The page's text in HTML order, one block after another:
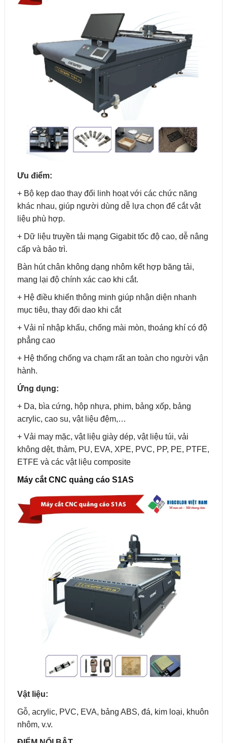
Ưu điểm:
+ Bộ kẹp dao thay đổi linh hoạt với các chức năng
khác nhau, giúp người dùng dễ lựa chọn để cắt vật
liệu phù hợp.
+ Dữ liệu truyền tải mạng Gigabit tốc độ cao, dễ nâng
cấp và bảo trì.
Bàn hút chân không dạng nhôm kết hợp băng tải,
mang lại độ chính xác cao khi cắt.
+ Hệ điều khiển thông minh giúp nhận diện nhanh
mục tiêu, thay đổi dao khi cắt
+ Vải nỉ nhập khẩu, chống mài mòn, thoáng khí có độ
phẳng cao
+ Hệ thống chống va chạm rất an toàn cho người vận
hành.
Ứng dụng:
+ Da, bìa cứng, hộp nhựa, phim, bảng xốp, bảng
acrylic, cao su, vật liệu đệm,…
+ Vải may mặc, vật liệu giày dép, vật liệu túi, vải
không dệt, thảm, PU, EVA, XPE, PVC, PP, PE, PTFE,
ETFE và các vật liệu composite
Máy cắt CNC quảng cáo S1AS
Vật liệu:
Gỗ, acrylic, PVC, EVA, bảng ABS, đá, kim loại, khuôn
nhôm, v.v.